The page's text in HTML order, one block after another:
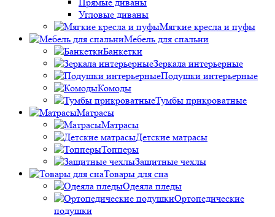
Угловые диваны
Мягкие кресла и пуфы
Мебель для спальни
Банкетки
Зеркала интерьерные
Подушки интерьерные
Комоды
Тумбы прикроватные
Матрасы
Матрасы
Детские матрасы
Топперы
Защитные чехлы
Товары для сна
Одеяла пледы
Ортопедические
подушки